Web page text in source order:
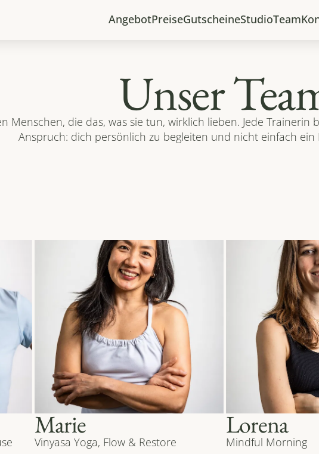
AngebotPreiseGutscheineStudioTeam
Unser
Menschen, die das, was sie tun, wirklich lieben. Jede
Anspruch: dich persönlich zu begleiten und nicht einfach ein
Marie
Vinyasa Yoga, Flow & Restore
Lorena
Mindful Morning